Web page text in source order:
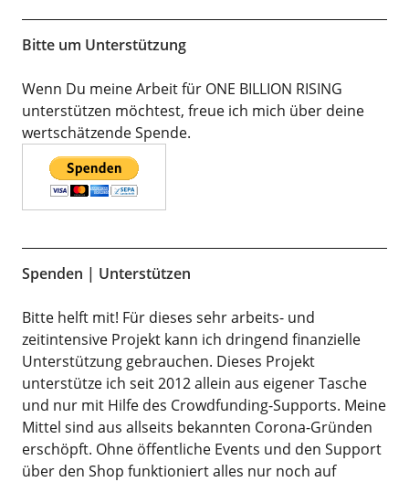
Bitte um Unterstützung
Wenn Du meine Arbeit für ONE BILLION RISING
unterstützen möchtest, freue ich mich über deine
wertschätzende Spende.
Spenden | Unterstützen
Bitte helft mit! Für dieses sehr arbeits- und
zeitintensive Projekt kann ich dringend finanzielle
Unterstützung gebrauchen. Dieses Projekt
unterstütze ich seit 2012 allein aus eigener Tasche
und nur mit Hilfe des Crowdfunding-Supports. Meine
Mittel sind aus allseits bekannten Corona-Gründen
erschöpft. Ohne öffentliche Events und den Support
über den Shop funktioniert alles nur noch auf